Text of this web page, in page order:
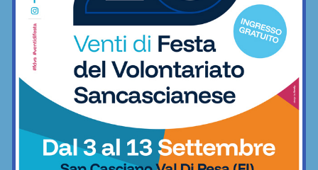
Calcio
Poggibonsi, il nuovo allenatore per
l’Eccellenza è Marco Guidi
Calcio
È ripescaggio: il Grassina fa festa e
torna in Serie D dopo 5 anni
Poggibonsi, prime mosse: Fusci